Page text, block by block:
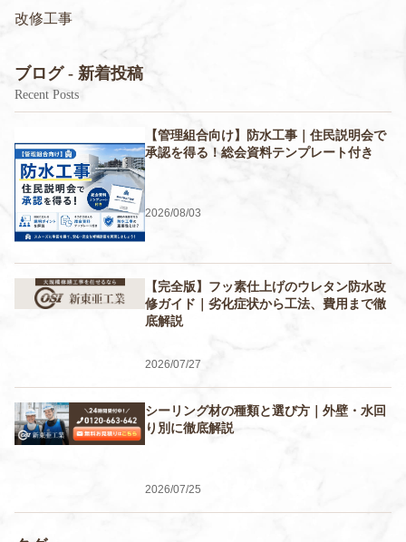
改修工事
ブログ - 新着投稿
Recent Posts
【管理組合向け】防水工事｜住民説明会で
承認を得る！総会資料テンプレート付き
2026/08/03
【完全版】フッ素仕上げのウレタン防水改
修ガイド｜劣化症状から工法、費用まで徹
底解説
2026/07/27
シーリング材の種類と選び方｜外壁・水回
り別に徹底解説
2026/07/25